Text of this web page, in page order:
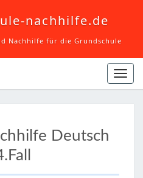
nachhilfe.de
Nachhilfe für die Grundschule
ein-/
NACHHILFE
DEUTSCH
OBJEKTE
Deutsch